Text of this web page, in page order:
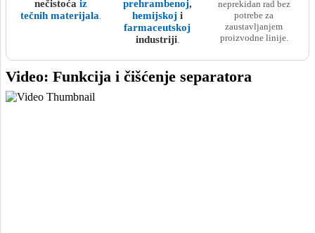
nečistoćaiz
tečnih materijala.
prehrambenoj,
hemijskoj i
farmaceutskoj
industriji.
neprekidan rad bez
potrebe za
zaustavljanjem
proizvodne linije.
Video: Funkcija i čišćenje separatora